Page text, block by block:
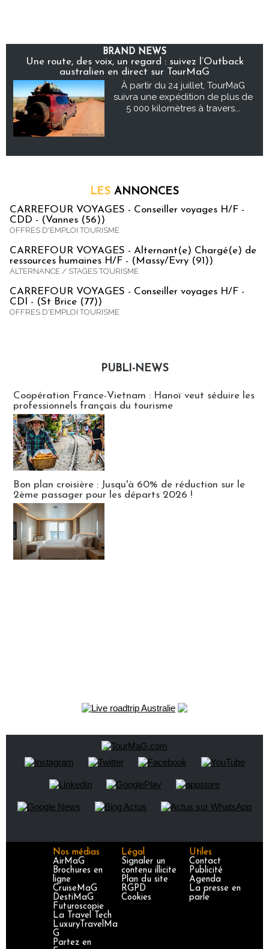
BRAND NEWS
Une route, des voix, un regard : suivez l’Outback
australien en direct sur TourMaG
À partir du 24 juillet, TourMaG
suivra une expédition de plus de
5 000 kilomètres à travers...
LES ANNONCES
CARREFOUR VOYAGES - Conseiller voyages H/F -
CDD - (Vannes (56))
OFFRES D'EMPLOI TOURISME
CARREFOUR VOYAGES - Alternant(e) Chargé(e) de
ressources humaines H/F - (Massy/Evry (91))
ALTERNANCE / STAGES TOURISME
CARREFOUR VOYAGES - Conseiller voyages H/F -
CDI - (St Brice (77))
OFFRES D'EMPLOI TOURISME
PUBLI-NEWS
Coopération France-Vietnam : Hanoï veut séduire les
professionnels français du tourisme
Bon plan croisière : Jusqu'à 60% de réduction sur le
2ème passager pour les départs 2026 !
Nos médias
AirMaG
Brochures en
ligne
CruiseMaG
DestiMaG
Futuroscopie
La Travel Tech
LuxuryTravelMa
G
Partez en
Légal
Signaler un
contenu illicite
Plan du site
RGPD
Cookies
Utiles
Contact
Publicité
Agenda
La presse en
parle